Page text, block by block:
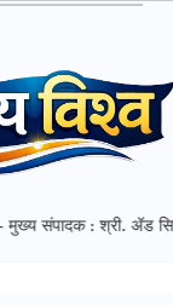
ॲड सिद्धू आप्पाणा महाडीक